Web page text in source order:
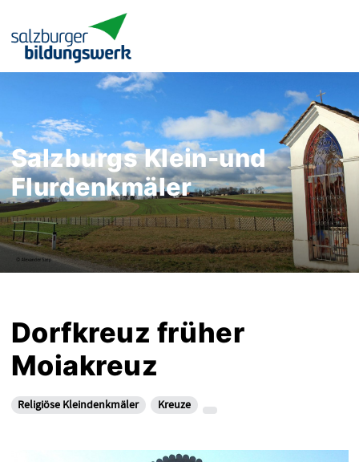
Salzburgs Klein-und
Flurdenkmäler
Dorfkreuz früher
Moiakreuz
Religiöse Kleindenkmäler Kreuze